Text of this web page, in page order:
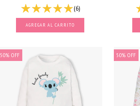
(6)
AGREGAR AL CARRITO
50%OFF 50%OFF